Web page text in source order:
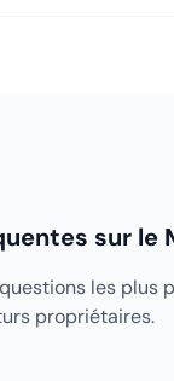
sur le
les plus
propriétaires.